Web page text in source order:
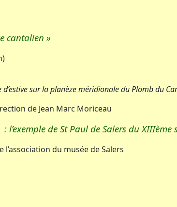
cantalien »
d’estive sur la planèze méridionale du Plomb du
de Jean Marc Moriceau
de St Paul de Salers du XIIIème
du musée de Salers